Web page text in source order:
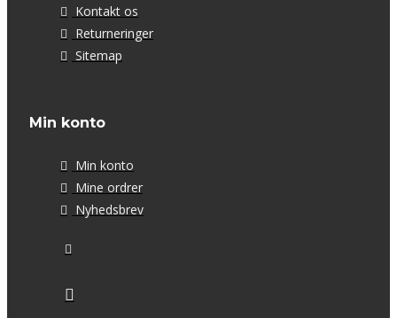
Kontakt os
Returneringer
Sitemap
Min konto
Min konto
Mine ordrer
Nyhedsbrev